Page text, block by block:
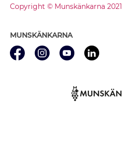
Copyright © Munskänkarna 2021
MUNSKÄNKARNA